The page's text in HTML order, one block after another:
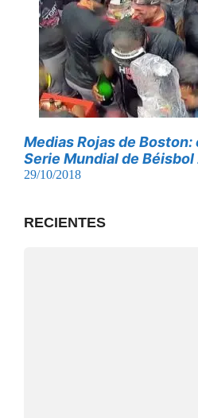
Medias Rojas de Boston:
Serie Mundial de Béisbol
29/10/2018
RECIENTES